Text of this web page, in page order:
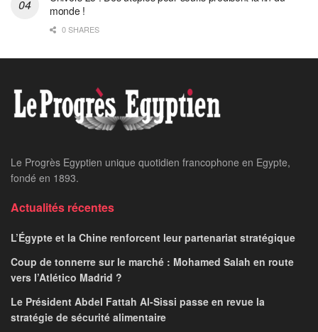
monde !
0 SHARES
Le Progrès Egyptien unique quotidien francophone en Egypte,
fondé en 1893.
Actualités récentes
L’Égypte et la Chine renforcent leur partenariat stratégique
Coup de tonnerre sur le marché : Mohamed Salah en route
vers l’Atlético Madrid ?
Le Président Abdel Fattah Al-Sissi passe en revue la
stratégie de sécurité alimentaire